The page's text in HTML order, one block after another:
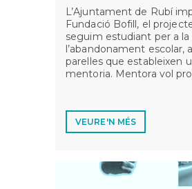
L’Ajuntament de Rubí
Fundació Bofill, el
seguim estudiant per a
l’abandonament escolar,
parelles que estableixen
mentoria. Mentora vol
VEURE'N MÉS